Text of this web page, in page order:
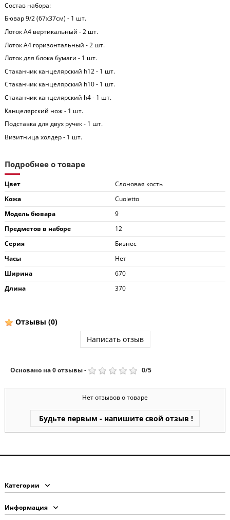
Состав набора:
Бювар 9/2 (67x37см) - 1 шт.
Лоток А4 вертикальный - 2 шт.
Лоток А4 горизонтальный - 2 шт.
Лоток для блока бумаги - 1 шт.
Стаканчик канцелярский h12 - 1 шт.
Стаканчик канцелярский h10 - 1 шт.
Стаканчик канцелярский h4 - 1 шт.
Канцелярский нож - 1 шт.
Подставка для двух ручек - 1 шт.
Визитница холдер - 1 шт.
Подробнее о товаре
Цвет
Слоновая кость
Кожа
Cuoietto
Модель бювара
9
Предметов в наборе
12
Серия
Бизнес
Часы
Нет
Ширина
670
Длина
370
Отзывы (0)
Написать отзыв
Основано на0отзывы- 0/5
Нет отзывов о товаре
Будьте первым - напишите свой отзыв !
Категории
Информация